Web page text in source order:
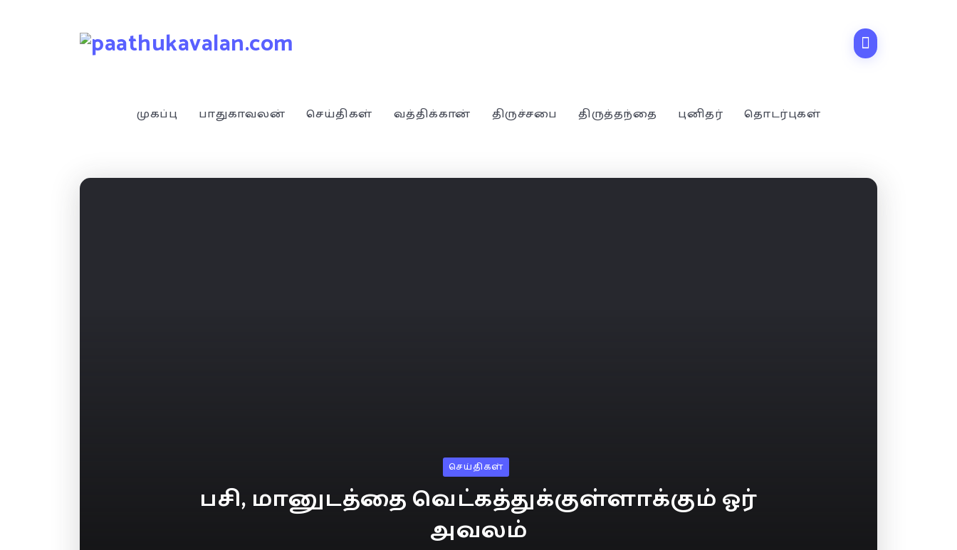
முகப்பு பாதுகாவலன் செய்திகள் வத்திக்கான் திருச்சபை திருத்தந்தை புனிதர் தொடர்புகள்
செய்திகள்
பசி, மானுடத்தை வெட்கத்துக்குள்ளாக்கும் ஓர்
அவலம்